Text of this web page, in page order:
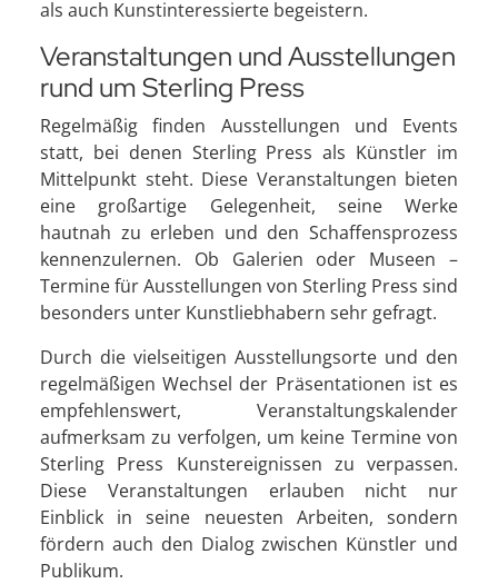
als auch Kunstinteressierte begeistern.
Veranstaltungen und Ausstellungen
rund um Sterling Press
Regelmäßig finden Ausstellungen und Events
statt, bei denen Sterling Press als Künstler im
Mittelpunkt steht. Diese Veranstaltungen bieten
eine großartige Gelegenheit, seine Werke
hautnah zu erleben und den Schaffensprozess
kennenzulernen. Ob Galerien oder Museen –
Termine für Ausstellungen von Sterling Press sind
besonders unter Kunstliebhabern sehr gefragt.
Durch die vielseitigen Ausstellungsorte und den
regelmäßigen Wechsel der Präsentationen ist es
empfehlenswert, Veranstaltungskalender
aufmerksam zu verfolgen, um keine Termine von
Sterling Press Kunstereignissen zu verpassen.
Diese Veranstaltungen erlauben nicht nur
Einblick in seine neuesten Arbeiten, sondern
fördern auch den Dialog zwischen Künstler und
Publikum.